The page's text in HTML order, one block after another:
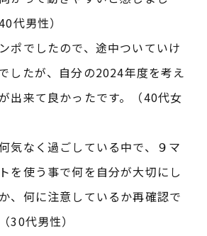
代男性）
ポでしたので、途中ついていけ
したが、自分の2024年度を考え
出来て良かったです。（40代女
気なく過ごしている中で、９マ
を使う事で何を自分が大切にし
、何に注意しているか再確認で
30代男性）